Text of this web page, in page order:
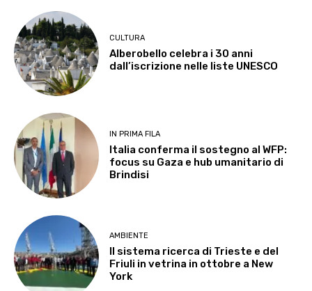
CULTURA
Alberobello celebra i 30 anni
dall’iscrizione nelle liste UNESCO
IN PRIMA FILA
Italia conferma il sostegno al WFP:
focus su Gaza e hub umanitario di
Brindisi
AMBIENTE
Il sistema ricerca di Trieste e del
Friuli in vetrina in ottobre a New
York